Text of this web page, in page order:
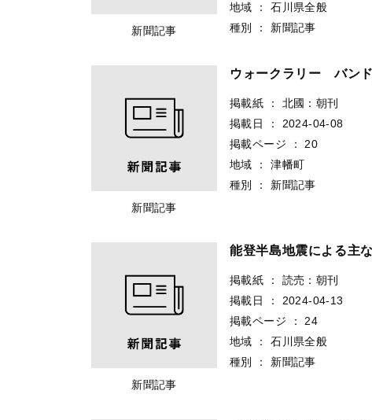
新聞記事
地域
：
石川県全般
種別
： 新聞記事
新聞記事
ウォークラリー バン
掲載紙 ：
北國：朝刊
掲載日
：
2024-04-08
掲載ページ
：
20
地域
：
津幡町
種別
： 新聞記事
新聞記事
能登半島地震による主
掲載紙 ：
読売：朝刊
掲載日
：
2024-04-13
掲載ページ
：
24
地域
：
石川県全般
種別
： 新聞記事